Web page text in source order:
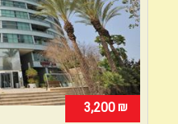
3,200 ₪